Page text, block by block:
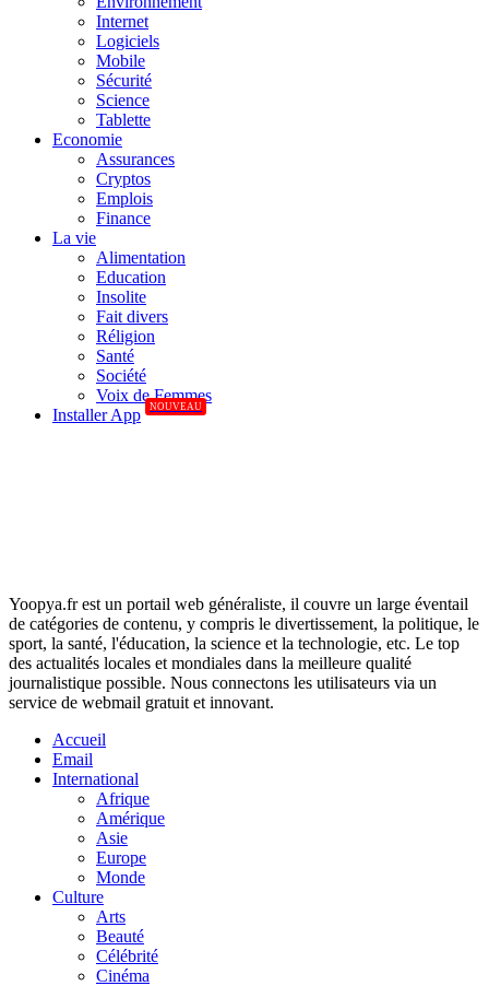
Internet
Logiciels
Mobile
Sécurité
Science
Tablette
Economie
Assurances
Cryptos
Emplois
Finance
La vie
Alimentation
Education
Insolite
Fait divers
Réligion
Santé
Société
Voix de Femmes
Installer App
NOUVEAU
Yoopya.fr est un portail web généraliste, il couvre un large éventail
de catégories de contenu, y compris le divertissement, la politique, le
sport, la santé, l'éducation, la science et la technologie, etc. Le top
des actualités locales et mondiales dans la meilleure qualité
journalistique possible. Nous connectons les utilisateurs via un
service de webmail gratuit et innovant.
Accueil
Email
International
Afrique
Amérique
Asie
Europe
Monde
Culture
Arts
Beauté
Célébrité
Cinéma